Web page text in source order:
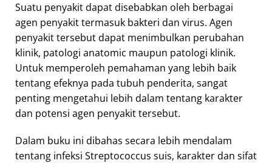
Suatu penyakit dapat disebabkan oleh berbagai
agen penyakit termasuk bakteri dan virus. Agen
penyakit tersebut dapat menimbulkan perubahan
klinik, patologi anatomic maupun patologi klinik.
Untuk memperoleh pemahaman yang lebih baik
tentang efeknya pada tubuh penderita, sangat
penting mengetahui lebih dalam tentang karakter
dan potensi agen penyakit tersebut.
Dalam buku ini dibahas secara lebih mendalam
tentang infeksi Streptococcus suis, karakter dan sifat